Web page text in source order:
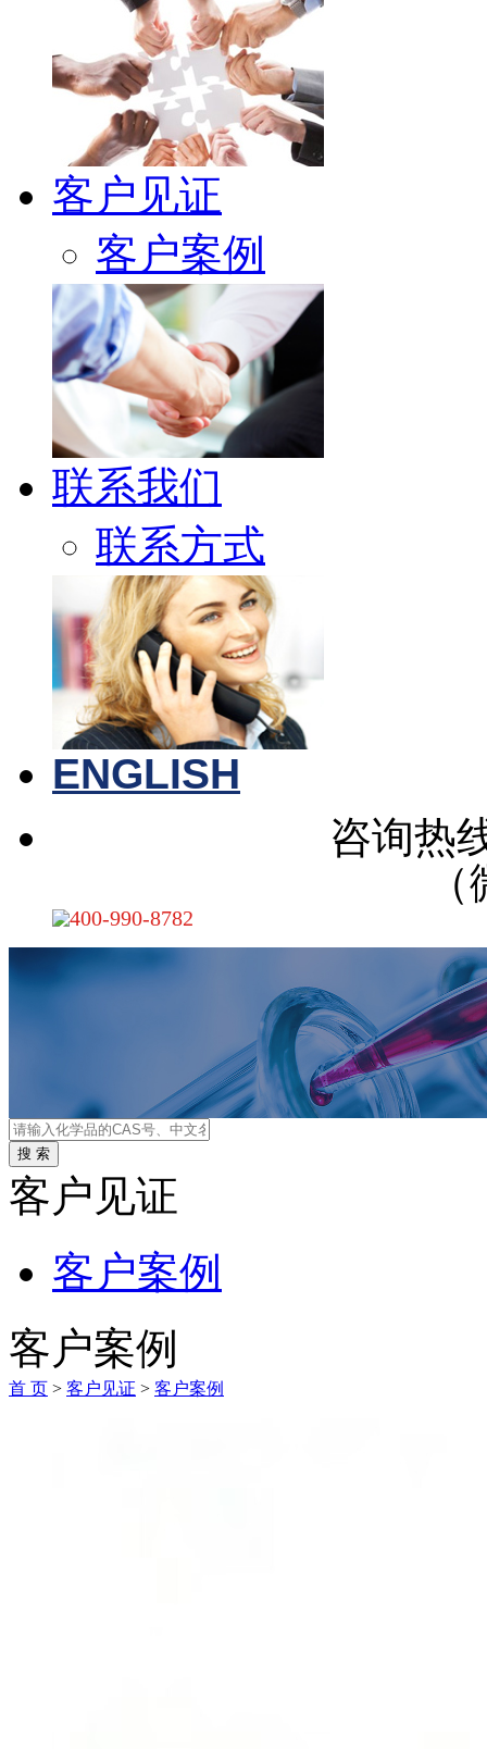
客户见证
客户案例
联系我们
联系方式
ENGLISH
咨询热
400-990-8782
客户见证
客户案例
客户案例
首 页 > 客户见证 > 客户案例